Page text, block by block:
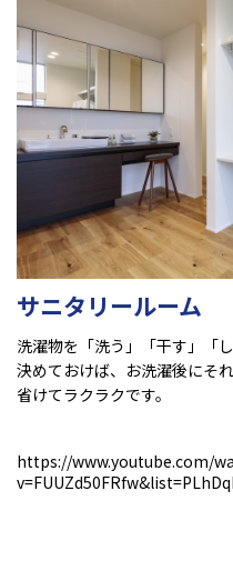
サニタリールーム
洗濯物を「洗う」「干す」「
決めておけば、お洗濯後にそ
省けてラクラクです。
https://www.youtube.com/